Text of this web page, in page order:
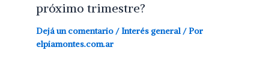
próximo trimestre?
Dejá un comentario / Interés general/ Por
elpiamontes.com.ar